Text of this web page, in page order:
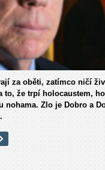
za oběti, zatímco ničí
to, že trpí holocaustem,
nohama. Zlo je Dobro a